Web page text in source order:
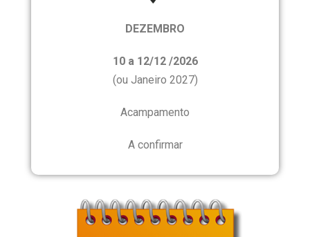
DEZEMBRO
10 a 12/12 /2026
(ou Janeiro 2027)
Acampamento
A confirmar